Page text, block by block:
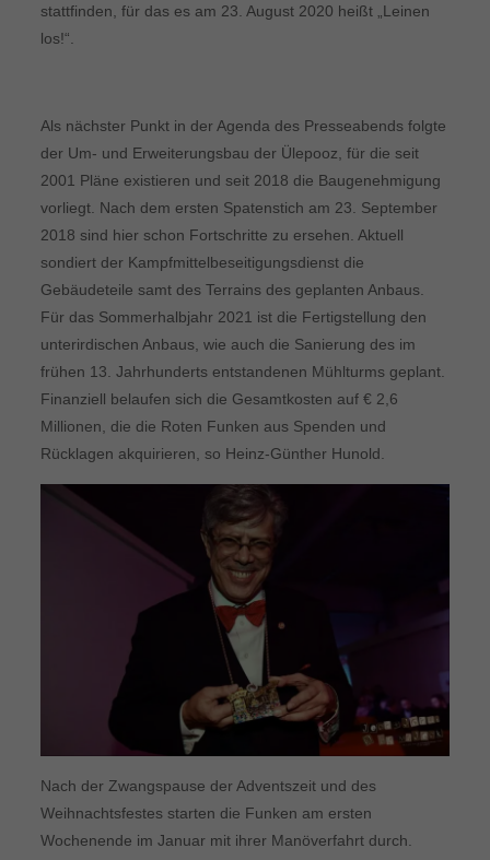
stattfinden, für das es am 23. August 2020 heißt „Leinen
los!“.
Als nächster Punkt in der Agenda des Presseabends folgte
der Um- und Erweiterungsbau der Ülepooz, für die seit
2001 Pläne existieren und seit 2018 die Baugenehmigung
vorliegt. Nach dem ersten Spatenstich am 23. September
2018 sind hier schon Fortschritte zu ersehen. Aktuell
sondiert der Kampfmittelbeseitigungsdienst die
Gebäudeteile samt des Terrains des geplanten Anbaus.
Für das Sommerhalbjahr 2021 ist die Fertigstellung den
unterirdischen Anbaus, wie auch die Sanierung des im
frühen 13. Jahrhunderts entstandenen Mühlturms geplant.
Finanziell belaufen sich die Gesamtkosten auf € 2,6
Millionen, die die Roten Funken aus Spenden und
Rücklagen akquirieren, so Heinz-Günther Hunold.
Nach der Zwangspause der Adventszeit und des
Weihnachtsfestes starten die Funken am ersten
Wochenende im Januar mit ihrer Manöverfahrt durch.